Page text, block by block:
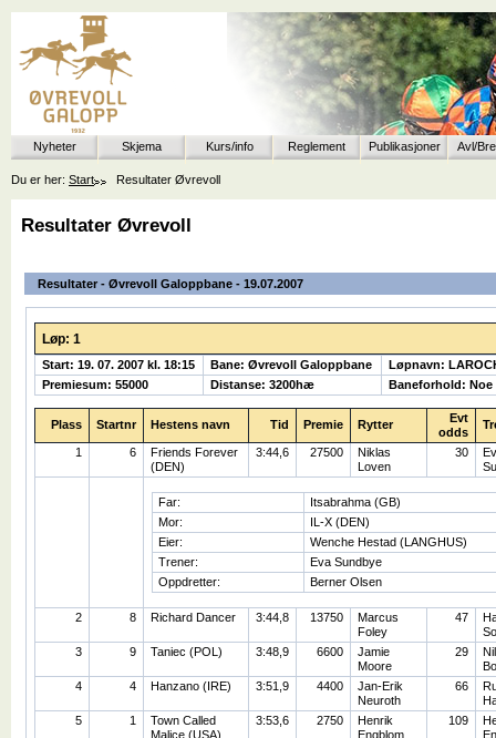
Nyheter Skjema Kurs/info Reglement Publikasjoner Avl/
Du er her: Start Resultater Øvrevoll
Resultater Øvrevoll
Resultater - Øvrevoll Galoppbane - 19.07.2007
Løp: 1
Start: 19. 07. 2007 kl. 18:15 Bane: Øvrevoll Galoppbane
Løpnavn:
Premiesum: 55000
Distanse: 3200hæ Baneforhold: Noe
Plass Startnr Hestens navn Tid Premie Rytter
Evt
odds
1 6
Friends Forever
(DEN)
3:44,6 27500
Niklas
Loven
30
Far:
Itsabrahma (GB)
Mor:
IL-X (DEN)
Eier:
Wenche Hestad (LANGHUS)
Trener:
Eva Sundbye
Oppdretter:
Berner Olsen
2 8 Richard Dancer 3:44,8 13750
Marcus
Foley
47
3
9 Taniec (POL) 3:48,9 6600
Jamie
Moore
29
4
4 Hanzano (IRE) 3:51,9 4400
Jan-Erik
Neuroth
66
5
1
Town Called
Malice (USA)
3:53,6 2750
Henrik
Engblom
109